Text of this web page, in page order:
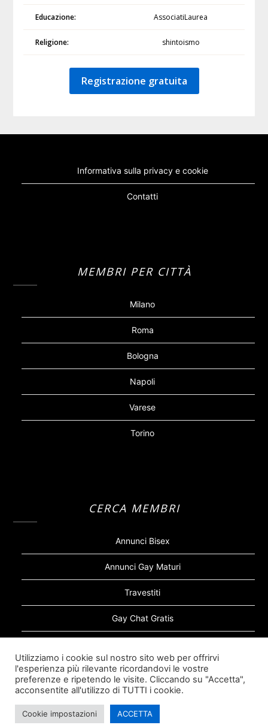
Educazione: AssociatiLaurea
Religione: shintoismo
Registrazione gratuita
Informativa sulla privacy e cookie
Contatti
MEMBRI PER CITTÀ
Milano
Roma
Bologna
Napoli
Varese
Torino
CERCA MEMBRI
Annunci Bisex
Annunci Gay Maturi
Travestiti
Gay Chat Gratis
Sugar Daddy Gay
Utilizziamo i cookie sul nostro sito web per offrirvi
l'esperienza più rilevante ricordandovi le vostre
preferenze e ripetendo le visite. Cliccando su "Accetta",
acconsentite all'utilizzo di TUTTI i cookie.
Cookie impostazioni ACCETTA